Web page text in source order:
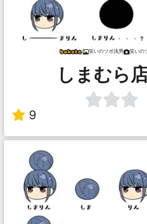
笑いのツボ浅男 笑いの
しまむら
9